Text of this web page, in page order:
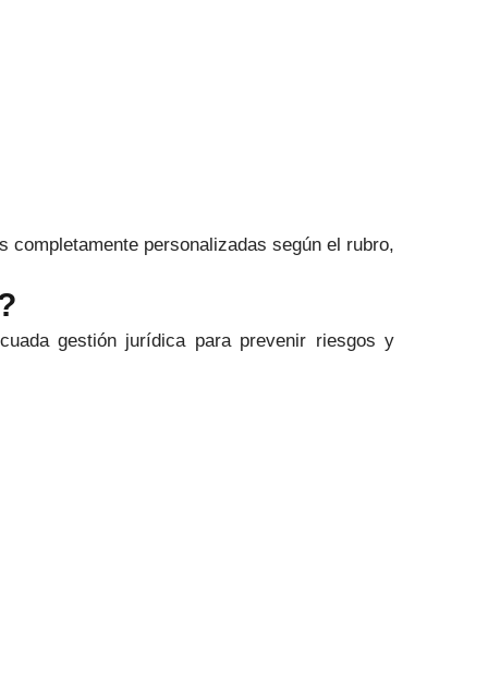
personalizadas según el rubro,
gestión jurídica para prevenir riesgos y